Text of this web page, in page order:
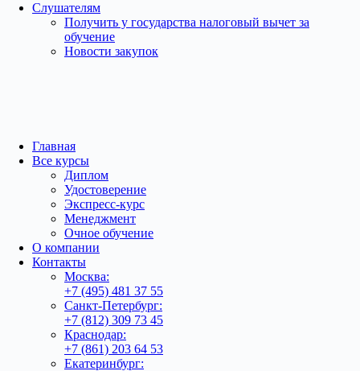
Слушателям
Получить у государства налоговый вычет за
обучение
Новости закупок
Главная
Все курсы
Диплом
Удостоверение
Экспресс-курс
Менеджмент
Очное обучение
О компании
Контакты
Москва:
+7 (495) 481 37 55
Санкт-Петербург:
+7 (812) 309 73 45
Краснодар:
+7 (861) 203 64 53
Екатеринбург: